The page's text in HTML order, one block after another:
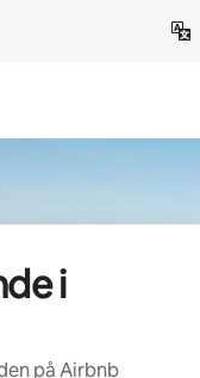
i
på Airbnb